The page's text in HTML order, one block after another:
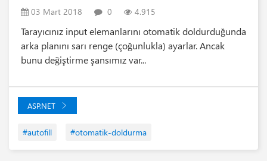
03 Mart 2018 0 4.915
Tarayıcınız input elemanlarını otomatik doldurduğunda
arka planını sarı renge (çoğunlukla) ayarlar. Ancak
bunu değiştirme şansımız var...
ASP.NET
#autofill #otomatik-doldurma